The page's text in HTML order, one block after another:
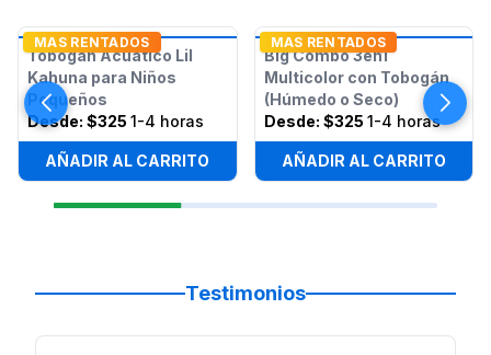
MAS RENTADOS
Tobogán Acuático Lil
Kahuna para Niños
Pequeños
Desde: $325 1-4 horas
AÑADIR AL CARRITO
MAS RENTADOS
Big Combo 3en1
Multicolor con Tobogán
(Húmedo o Seco)
Desde: $325 1-4 horas
AÑADIR AL CARRITO
Testimonios